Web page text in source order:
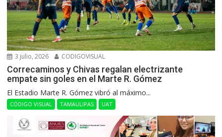
3 julio, 2026 CODIGOVISUAL
Correcaminos y Chivas regalan electrizante
empate sin goles en el Marte R. Gómez
El Estadio Marte R. Gómez vibró al máximo...
CÓDIGO VISUAL TAMAULIPAS UAT